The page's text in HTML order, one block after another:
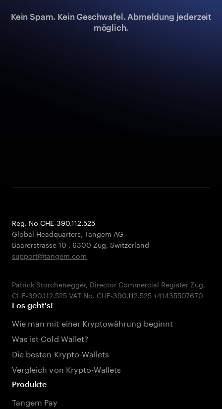
Kein Spam. Kein Geschwafel. Abmeldung jederzeit
möglich.
Reg. No CHE-390.112.525
Global Headquarters, Tangem AG
Baarerstrasse 10 , 6300 Zug, Switzerland
support@tangem.com
Patrick Storchenegger, Director Commercial Register Zug,
Los geht's!
Wie man mit einer Kryptowährung beginnt
Was ist Cold Wallet?
Die besten Krypto-Wallets
Vergleich von Krypto-Wallets
Produkte
Tangem Pay